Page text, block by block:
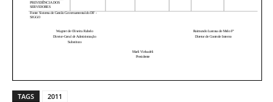
TAGS 2011